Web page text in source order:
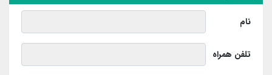
نام
تلفن همراه